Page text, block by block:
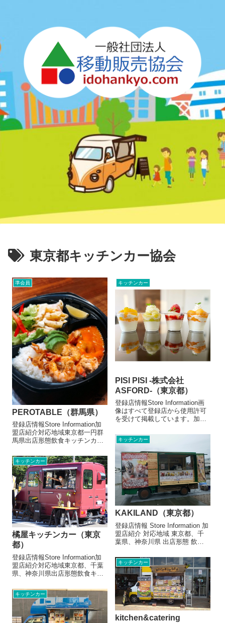
東京都キッチンカー協会
準会員
PEROTABLE（群馬県）
登録店情報Store Information加
盟店紹介対応地域東京都一円群
馬県出店形態飲食キッチンカー
650円タコライス650円お店より
この店舗へのお問い合わせおす
すめのお店がたくさんあります
キッチンカー
PISI PISI -株式会社
ASFORD-（東京都）
登録店情報Store Information画
像はすべて登録店から使用許可
を受けて掲載しています。加盟
神奈川県川崎市出店形態飲食キ
ッチンカーメニュー/販売・取扱
品目ＶＩＰイチゴパフェ1500円
イチゴミニパフェ ...
キッチンカー
KAKILAND（東京都）
登録店情報 Store Information 加
盟店紹介 対応地域 東京都、千
葉県、神奈川県 出店形態 飲食
ー/販売・取扱品目 スイーツク
ロッフル500円ベーコンチーズ
クロッフル600円バナナジュー
ス450円...
キッチンカー
橘屋キッチンカー（東京
都）
登録店情報Store Information加
盟店紹介対応地域東京都、千葉
県、神奈川県出店形態飲食キッ
目ホットドッグ680円～シュラ
スコフランク350円メロンクリ
ームソーダ500円柚子ジンジャ
ーソーダ500円ビ...
キッチンカー
kitchen&catering
キッチンカー